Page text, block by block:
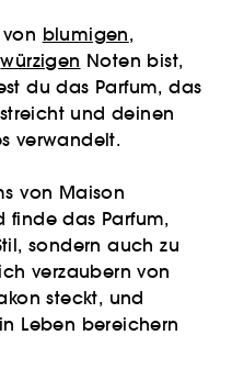
blumigen,
würzigen Noten bist,
du das Parfum, das
und deinen
verwandelt.
von Maison
finde das Parfum,
sondern auch zu
verzaubern von
steckt, und
Leben bereichern